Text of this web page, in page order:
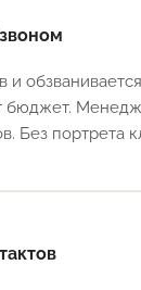
и
бюджет.
Без портрета